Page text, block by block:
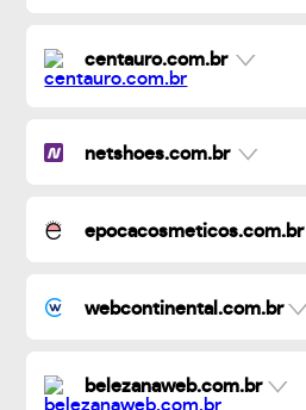
centauro.com.br
netshoes.com.br
epocacosmeticos.com.br
webcontinental.com.br
belezanaweb.com.br